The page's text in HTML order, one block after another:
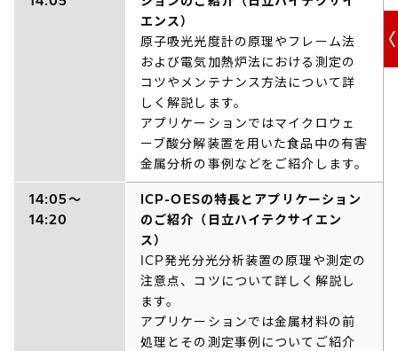
エンス）
原子吸光光度計の原理やフレーム法
および電気加熱炉法における測定の
コツやメンテナンス方法について詳
しく解説します。
アプリケーションではマイクロウェ
ーブ酸分解装置を用いた食品中の有害
金属分析の事例などをご紹介します。
14:05～
14:20
ICP-OESの特長とアプリケーション
のご紹介（日立ハイテクサイエン
ス）
ICP発光分光分析装置の原理や測定の
注意点、コツについて詳しく解説し
ます。
アプリケーションでは金属材料の前
処理とその測定事例についてご紹介